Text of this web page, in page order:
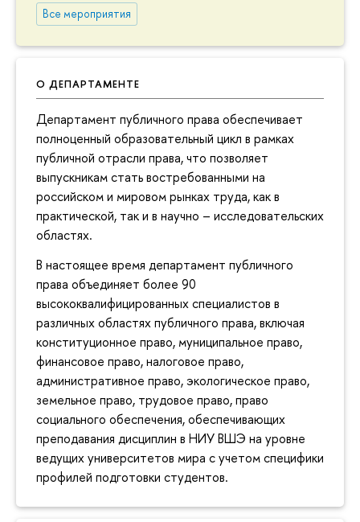
Все мероприятия
О ДЕПАРТАМЕНТЕ
Департамент публичного права обеспечивает
полноценный образовательный цикл в рамках
публичной отрасли права, что позволяет
выпускникам стать востребованными на
российском и мировом рынках труда, как в
практической, так и в научно – исследовательских
областях.
В настоящее время департамент публичного
права объединяет более 90
высококвалифицированных специалистов в
различных областях публичного права, включая
конституционное право, муниципальное право,
финансовое право, налоговое право,
административное право, экологическое право,
земельное право, трудовое право, право
социального обеспечения, обеспечивающих
преподавания дисциплин в НИУ ВШЭ на уровне
ведущих университетов мира с учетом специфики
профилей подготовки студентов.